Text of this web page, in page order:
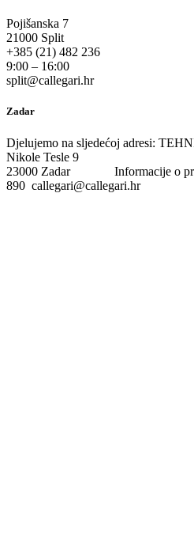
Pojišanska 7
21000 Split
+385 (21) 482 236
9:00 – 16:00
split@callegari.hr
Zadar
Djelujemo na sljedećoj adresi:
Nikole Tesle 9
23000 Zadar Informacije o
890 callegari@callegari.hr